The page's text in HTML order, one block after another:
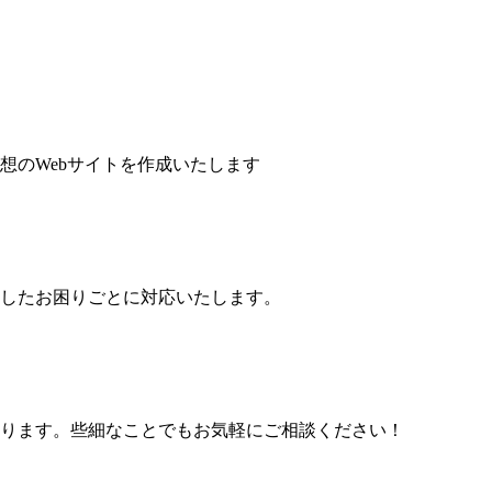
のWebサイトを作成いたします
たお困りごとに対応いたします。
ます。些細なことでもお気軽にご相談ください！